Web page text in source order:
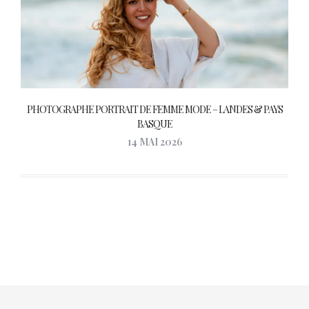
PHOTOGRAPHE PORTRAIT DE FEMME MODE – LANDES & PAYS
BASQUE
14 MAI 2026